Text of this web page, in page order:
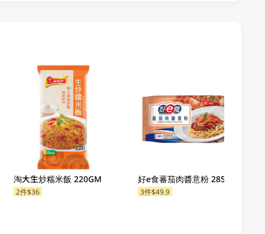
淘大生炒糯米飯 220GM
2件$36
好e食蕃茄肉醬意粉 285GM
3件$49.9